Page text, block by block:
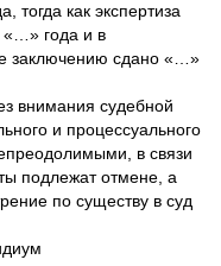
как экспертиза
«…» года и в
заключению сдано «…»
внимания судебной
и процессуального
в связи
подлежат отмене, а
по существу в суд